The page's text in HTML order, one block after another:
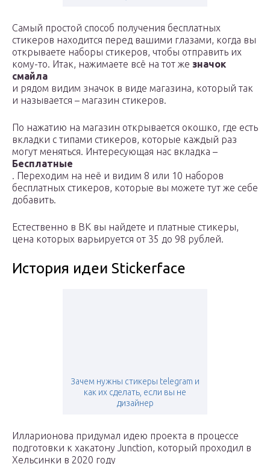
Самый простой способ получения бесплатных
стикеров находится перед вашими глазами, когда вы
открываете наборы стикеров, чтобы отправить их
кому-то. Итак, нажимаете всё на тот же значок
смайла
и рядом видим значок в виде магазина, который так
и называется – магазин стикеров.
По нажатию на магазин открывается окошко, где есть
вкладки с типами стикеров, которые каждый раз
могут меняться. Интересующая нас вкладка –
Бесплатные
. Переходим на неё и видим 8 или 10 наборов
бесплатных стикеров, которые вы можете тут же себе
добавить.
Естественно в ВК вы найдете и платные стикеры,
цена которых варьируется от 35 до 98 рублей.
История идеи Stickerface
Зачем нужны стикеры telegram и
как их сделать, если вы не
дизайнер
Илларионова придумал идею проекта в процессе
подготовки к хакатону Junction, который проходил в
Хельсинки в 2020 году